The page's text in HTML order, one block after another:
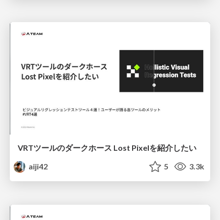
VRTツールのダークホース Lost Pixelを紹介したい
aiji42
5 3.3k